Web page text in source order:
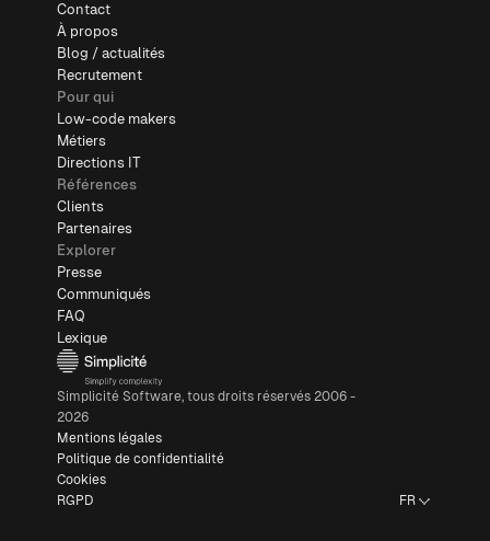
Simplicité Software, tous droits réservés 2006 -
2026
Mentions légales
Politique de confidentialité
Cookies
RGPD
FR
Contact
À propos
Blog / actualités
Recrutement
Pour qui
Low-code makers
Métiers
Directions IT
Références
Clients
Partenaires
Explorer
Presse
Communiqués
FAQ
Lexique